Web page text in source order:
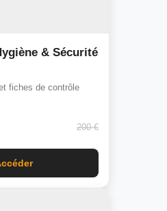
& Sécurité
fiches de contrôle
200 €